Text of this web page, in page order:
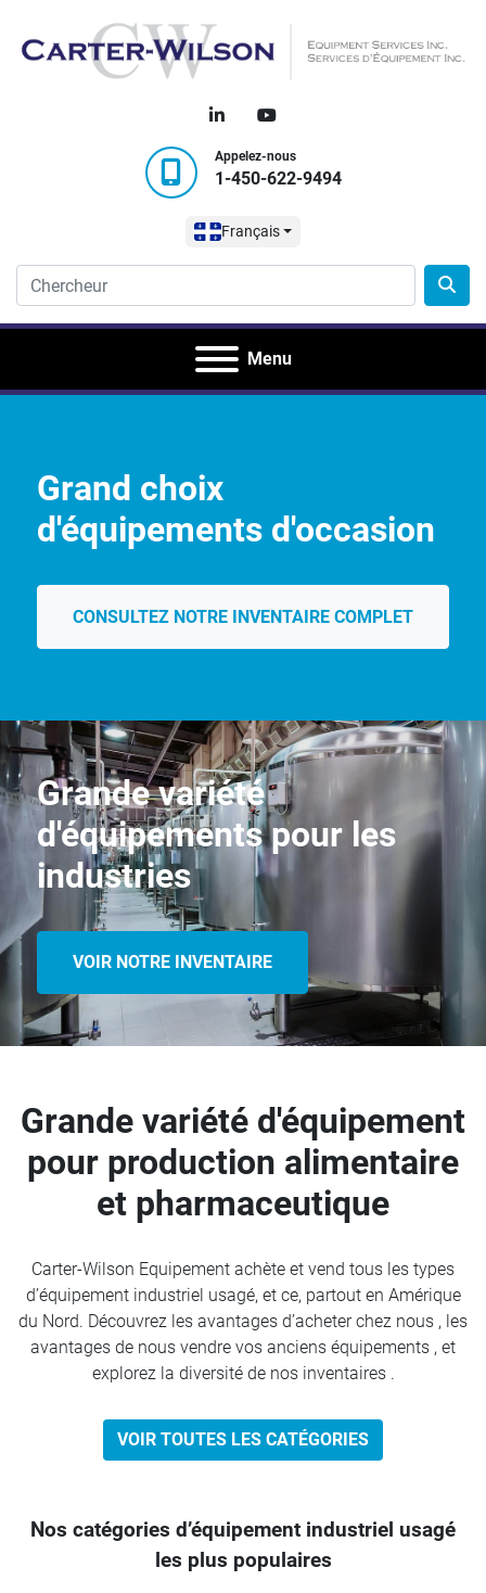
linkedinyoutube
Appelez-nous
1-450-622-9494
Français
Menu
Grand choix
d'équipements d'occasion
CONSULTEZ NOTRE INVENTAIRE COMPLET
Grande variété
d'équipements pour les
industries
VOIR NOTRE INVENTAIRE
Grande variété d'équipement
pour production alimentaire
et pharmaceutique
Carter-Wilson Equipement achète et vend tous les types
d’équipement industriel usagé, et ce, partout en Amérique
du Nord. Découvrez les avantages d’acheter chez nous , les
avantages de nous vendre vos anciens équipements , et
explorez la diversité de nos inventaires .
VOIR TOUTES LES CATÉGORIES
Nos catégories d’équipement industriel usagé
les plus populaires